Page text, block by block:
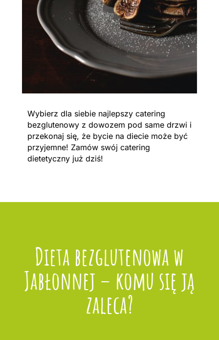
Wybierz dla siebie najlepszy catering
bezglutenowy z dowozem pod same drzwi i
przekonaj się, że bycie na diecie może być
przyjemne! Zamów swój catering
dietetyczny już dziś!
Dieta bezglutenowa w
Jabłonnej – komu się ją
zaleca?